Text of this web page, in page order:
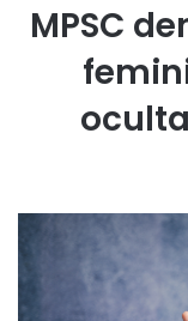
MPSC